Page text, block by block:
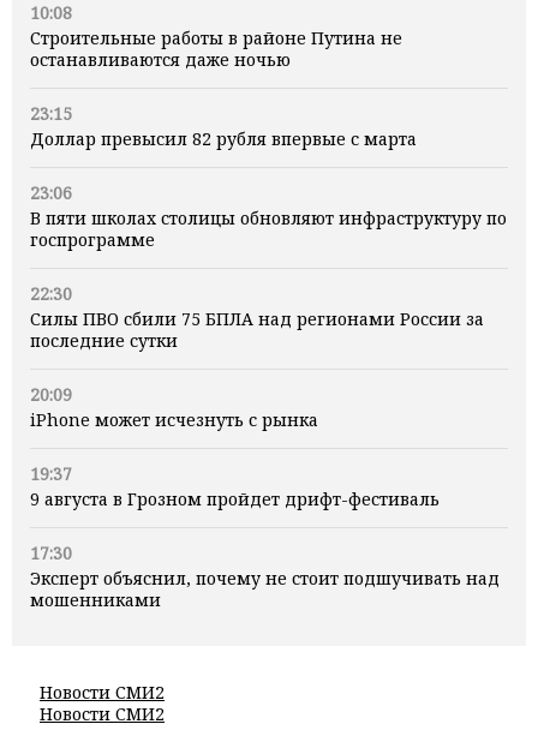
10:08
Строительные работы в районе Путина не
останавливаются даже ночью
23:15
Доллар превысил 82 рубля впервые с марта
23:06
В пяти школах столицы обновляют инфраструктуру по
госпрограмме
22:30
Силы ПВО сбили 75 БПЛА над регионами России за
последние сутки
20:09
iPhone может исчезнуть с рынка
19:37
9 августа в Грозном пройдет дрифт-фестиваль
17:30
Эксперт объяснил, почему не стоит подшучивать над
мошенниками
Новости СМИ2
Новости СМИ2